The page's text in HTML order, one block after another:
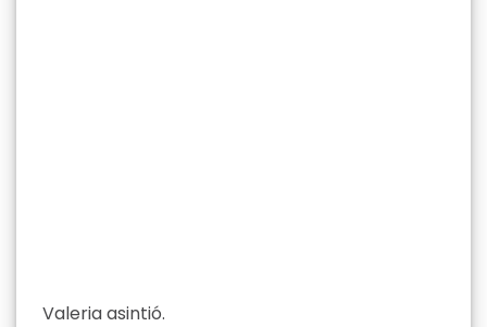
Valeria asintió.